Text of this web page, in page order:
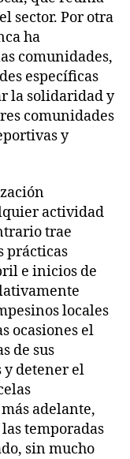
sector. Por otra
ha
comunidades,
específicas
la solidaridad y
comunidades
y
actividad
trae
prácticas
e inicios de
locales
ocasiones el
de sus
y detener el
adelante,
temporadas
sin mucho